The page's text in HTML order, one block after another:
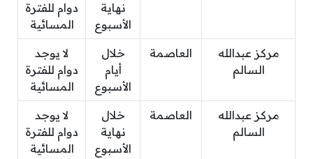
نهاية
الأسبوع
دوام للفترة
المسائية
مركز عبدالله
السالم
العاصمة
خلال
أيام
الأسبوع
لا يوجد
دوام للفترة
المسائية
مركز عبدالله
السالم
العاصمة
خلال
نهاية
الأسبوع
لا يوجد
دوام للفترة
المسائية